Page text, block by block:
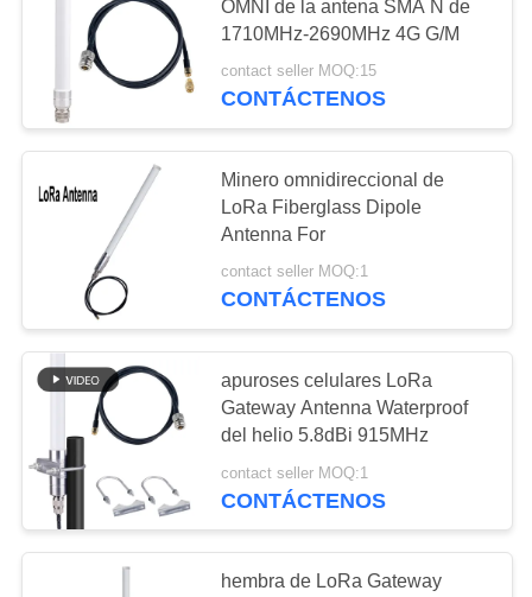
POLICY
OMNI de la antena SMA N de
1710MHz-2690MHz 4G G/M
contact seller MOQ:15
CONTÁCTENOS
Minero omnidireccional de
LoRa Fiberglass Dipole
Antenna For
contact seller MOQ:1
CONTÁCTENOS
apuroses celulares LoRa
Gateway Antenna Waterproof
del helio 5.8dBi 915MHz
contact seller MOQ:1
CONTÁCTENOS
hembra de LoRa Gateway